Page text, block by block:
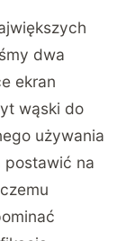
dwa
ekran
wąski do
używania
postawić na